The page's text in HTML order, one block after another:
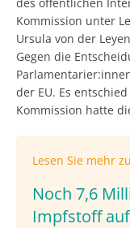
Kommission unter
Ursula von der
Gegen die
der EU. Es
Kommission hatte
Lesen Sie mehr
Noch 7,6
Impfstoff